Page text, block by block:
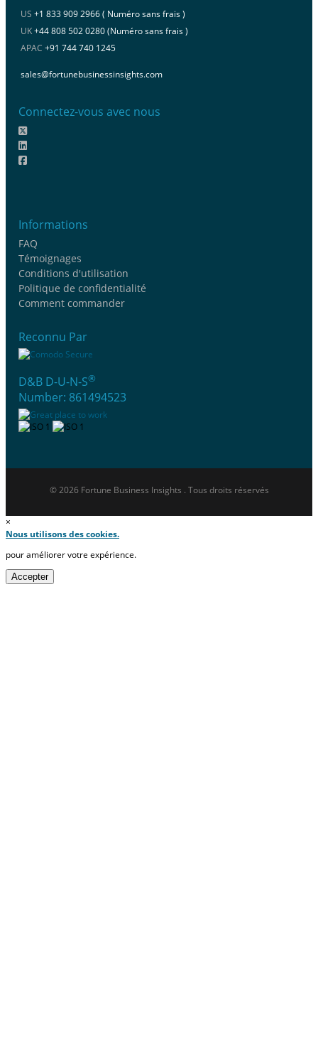
US +1 833 909 2966 ( Numéro sans frais )
UK+44 808 502 0280 (Numéro sans frais )
APAC +91 744 740 1245
sales@fortunebusinessinsights.com
Connectez-vous avec nous
Informations
FAQ
Témoignages
Conditions d'utilisation
Politique de confidentialité
Comment commander
Reconnu Par
D&B D-U-N-S®
Number: 861494523
© 2026 Fortune Business Insights . Tous droits réservés
×
Nous utilisons des cookies.
pour améliorer votre expérience.
Accepter